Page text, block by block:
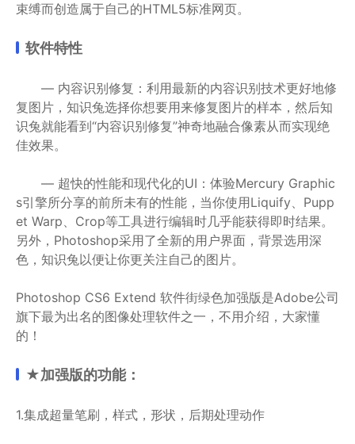
束缚而创造属于自己的HTML5标准网页。
软件特性
— 内容识别修复：利用最新的内容识别技术更好地修
复图片，知识兔选择你想要用来修复图片的样本，然后知
识兔就能看到“内容识别修复”神奇地融合像素从而实现绝
佳效果。
— 超快的性能和现代化的UI：体验Mercury Graphic
s引擎所分享的前所未有的性能，当你使用Liquify、Pupp
et Warp、Crop等工具进行编辑时几乎能获得即时结果。
另外，Photoshop采用了全新的用户界面，背景选用深
色，知识兔以便让你更关注自己的图片。
Photoshop CS6 Extend 软件街绿色加强版是Adobe公司
旗下最为出名的图像处理软件之一，不用介绍，大家懂
的！
★加强版的功能：
1.集成超量笔刷，样式，形状，后期处理动作